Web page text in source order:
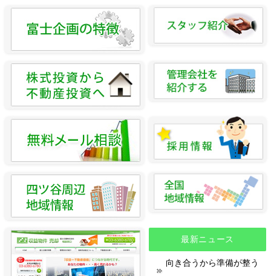
最新ニュース
向き合うから準備が整う